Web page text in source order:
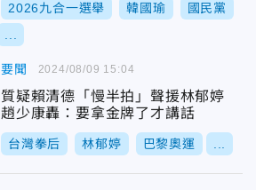
2026九合一選舉 韓國瑜 國民黨
要聞
質疑賴清德「慢半拍」聲援林郁婷
趙少康轟：要拿金牌了才講話
台灣拳后 林郁婷 巴黎奧運
2024/08/09 15:04